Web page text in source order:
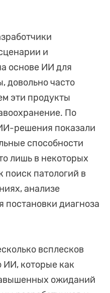
и
основе ИИ для
довольно часто
эти продукты
По
решения показали
способности
лишь в некоторых
поиск патологий в
анализе
постановки диагноза
всплесков
которые как
ожиданий